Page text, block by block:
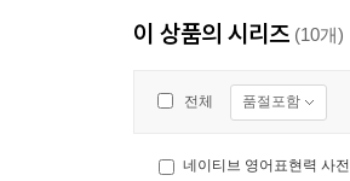
이 상품의 시리즈 (10개)
전체 품절포함
네이티브 영어표현력 사